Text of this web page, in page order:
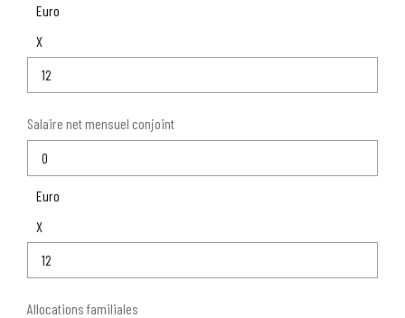
Euro
X
Salaire net mensuel conjoint
Euro
X
Allocations familiales